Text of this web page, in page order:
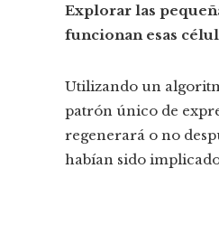
Explorar las
funcionan esas
Utilizando un
patrón único de
regenerará o no
habían sido